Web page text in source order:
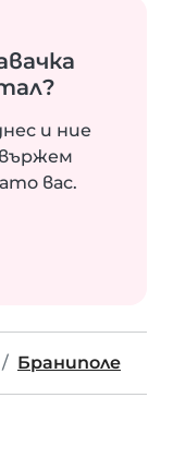
и ние
вас.
Браниполе